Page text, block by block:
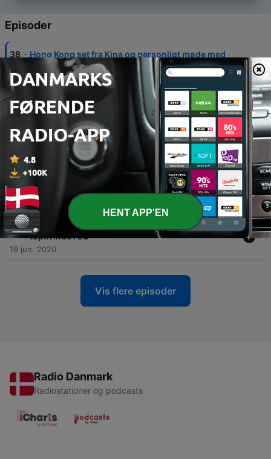
Episoder
38 - Hong Kong set fra Kina og personligt møde med
Evo Morales
15 nov. 2019
37 - Hong Kong og Berlinmurens fald
08 nov. 2019
36 - Den Danske Forbindelse episode 1
01 nov. 2019
35 - Vi takker af med udenrigsministeren og en hyldest
til alle dejlige, danske forbindelser ude i verden
26 jun. 2020
34 - Skydegal præsident, racisme indefra og
topkvinde i EU
19 jun. 2020
Vis flere episoder
Radio Danmark
Radiostationer og podcasts
HENT APP'EN